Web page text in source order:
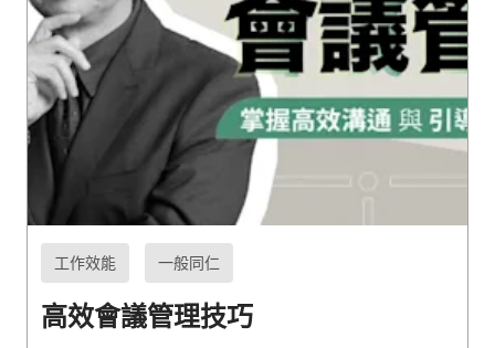
工作效能 一般同仁
高效會議管理技巧